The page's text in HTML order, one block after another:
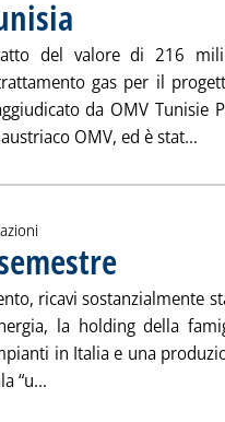
del valore di 216
gas per il
da OMV Tunisie
OMV, ed è stat...
ricavi sostanzialmente
la holding della
in Italia e una
“u...